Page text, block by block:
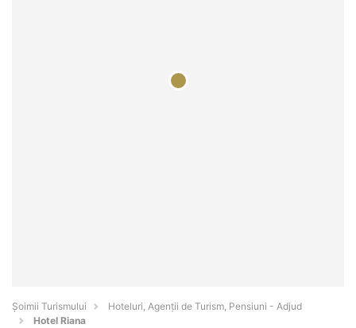
Șoimii Turismului
Hoteluri, Agenții de Turism, Pensiuni - Adjud
Hotel Riana